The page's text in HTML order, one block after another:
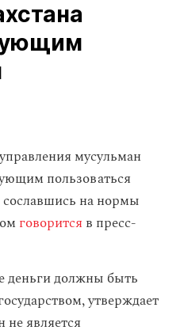
мусульман
пользоваться
на нормы
говорится в пресс-
деньги должны быть
утверждает
является